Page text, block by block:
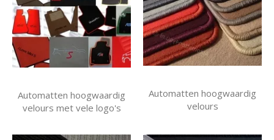
Automatten hoogwaardig
velours met vele logo's
Automatten hoogwaardig
velours